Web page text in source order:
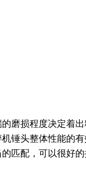
磨损程度决定着出
锤头整体性能的
匹配，可以很好的